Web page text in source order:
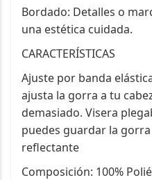
Bordado: Detalles o
una estética cuidada.
CARACTERÍSTICAS
Ajuste por banda
ajusta la gorra a tu
demasiado. Visera
puedes guardar la
reflectante
Composición: 100%